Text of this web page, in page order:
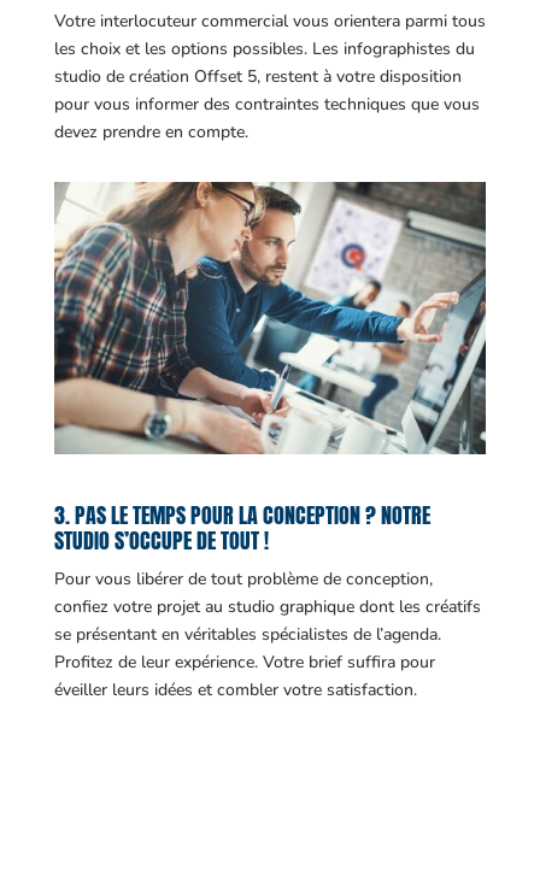
Votre interlocuteur commercial vous orientera parmi tous
les choix et les options possibles. Les infographistes du
studio de création Offset 5, restent à votre disposition
pour vous informer des contraintes techniques que vous
devez prendre en compte.
3. PAS LE TEMPS POUR LA CONCEPTION ? NOTRE
STUDIO S’OCCUPE DE TOUT !
Pour vous libérer de tout problème de conception,
confiez votre projet au studio graphique dont les créatifs
se présentant en véritables spécialistes de l’agenda.
Profitez de leur expérience. Votre brief suffira pour
éveiller leurs idées et combler votre satisfaction.